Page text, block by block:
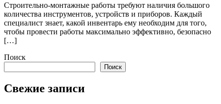
Строительно-монтажные работы требуют наличия большого
количества инструментов, устройств и приборов. Каждый
специалист знает, какой инвентарь ему необходим для того,
чтобы провести работы максимально эффективно, безопасно
[…]
Поиск
Поиск
Свежие записи